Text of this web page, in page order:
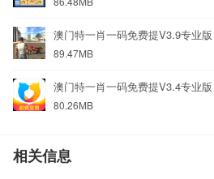
澳门特一肖一码免费提V3.9专业版
89.47MB
澳门特一肖一码免费提V3.4专业版
80.26MB
相关信息